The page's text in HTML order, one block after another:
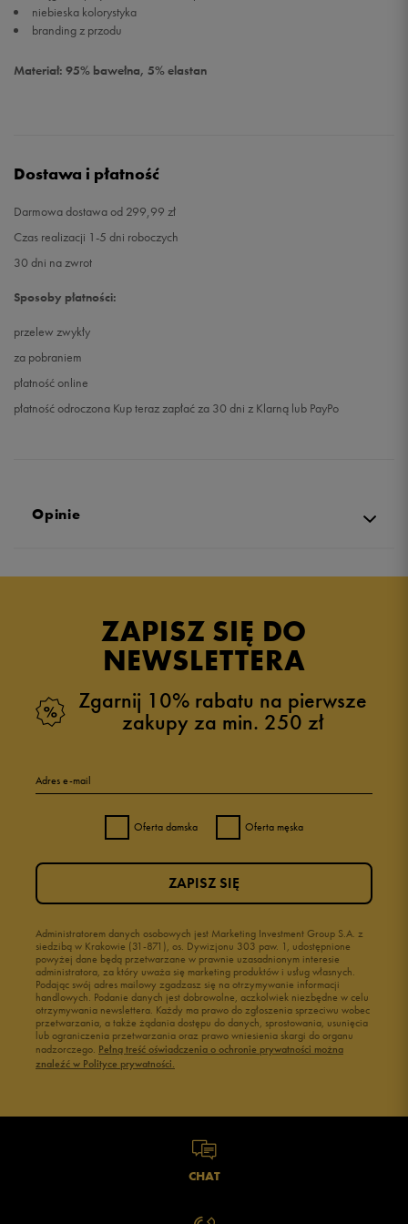
niebieska kolorystyka
branding z przodu
Materiał: 95% bawełna, 5% elastan
Dostawa i płatność
Darmowa dostawa od 299,99 zł
Czas realizacji 1-5 dni roboczych
30 dni na zwrot
Sposoby płatności:
przelew zwykły
za pobraniem
płatność online
płatność odroczona Kup teraz zapłać za 30 dni z Klarną lub PayPo
Opinie
5.0
zebranych i zweryfikowanych przez
4 0%
1 0%
Jak zbieramy opinie?
ZAPISZ SIĘ DO
NEWSLETTERA
Zgarnij 10% rabatu na pierwsze
zakupy za min. 250 zł
Adres e-mail
Oferta damska Oferta męska
Administratorem danych osobowych jest Marketing Investment Group S.A. z
siedzibą w Krakowie (31-871), os. Dywizjonu 303 paw. 1, udostępnione
powyżej dane będą przetwarzane w prawnie uzasadnionym interesie
administratora, za który uważa się marketing produktów i usług własnych.
Podając swój adres mailowy zgadzasz się na otrzymywanie informacji
handlowych. Podanie danych jest dobrowolne, aczkolwiek niezbędne w celu
otrzymywania newslettera. Każdy ma prawo do zgłoszenia sprzeciwu wobec
przetwarzania, a także żądania dostępu do danych, sprostowania, usunięcia
lub ograniczenia przetwarzania oraz prawo wniesienia skargi do organu
nadzorczego. Pełną treść oświadczenia o ochronie prywatności można
znaleźć w Polityce prywatności.
ZAPISZ SIĘ
CHAT